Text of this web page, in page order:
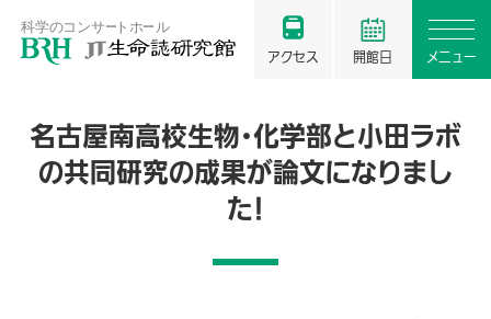
開館日 メニュー
アクセス
名古屋南高校生物・化学部と小田ラボ
の共同研究の成果が論文になりまし
た！